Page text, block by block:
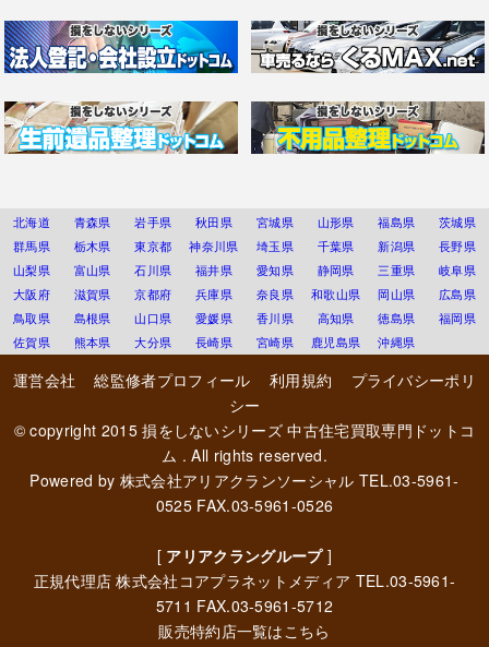
北海道 青森県 岩手県 秋田県 宮城県 山形県 福島県
茨城県
群馬県
栃木県 東京都 神奈川県 埼玉県 千葉県 新潟県
長野県
山梨県
富山県 石川県 福井県 愛知県 静岡県 三重県
岐阜県
大阪府
滋賀県 京都府 兵庫県 奈良県 和歌山県 岡山県
広島県
鳥取県
島根県 山口県 愛媛県 香川県 高知県 徳島県
福岡県
佐賀県
熊本県 大分県 長崎県 宮崎県 鹿児島県 沖縄県
運営会社 総監修者プロフィール 利用規約
プライバシーポリ
シー
© copyright 2015損をしないシリーズ 中古住宅買取専門ドットコ
ム . All rights reserved.
Powered by 株式会社アリアクランソーシャル TEL.03-5961-
0525 FAX.03-5961-0526
[ アリアクラングループ]
正規代理店株式会社コアプラネットメディア TEL.03-5961-
5711 FAX.03-5961-5712
販売特約店一覧はこちら